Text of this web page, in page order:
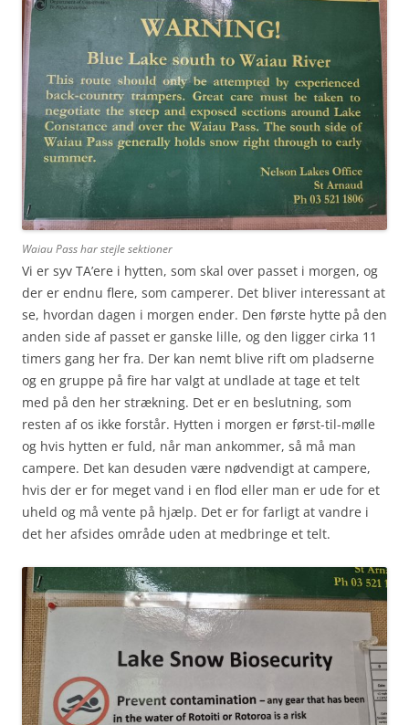
Waiau Pass har stejle sektioner
Vi er syv TA’ere i hytten, som skal over passet i morgen, og
der er endnu flere, som camperer. Det bliver interessant at
se, hvordan dagen i morgen ender. Den første hytte på den
anden side af passet er ganske lille, og den ligger cirka 11
timers gang her fra. Der kan nemt blive rift om pladserne
og en gruppe på fire har valgt at undlade at tage et telt
med på den her strækning. Det er en beslutning, som
resten af os ikke forstår. Hytten i morgen er først-til-mølle
og hvis hytten er fuld, når man ankommer, så må man
campere. Det kan desuden være nødvendigt at campere,
hvis der er for meget vand i en flod eller man er ude for et
uheld og må vente på hjælp. Det er for farligt at vandre i
det her afsides område uden at medbringe et telt.